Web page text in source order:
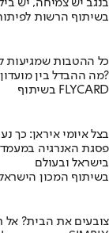
בנגב יש צמיחה, יש
בשיתוף הרשות
כל ההטבות שמגיעות
מה ההבדל בין מועדון תעופה וכרטיס אשראי?
בשיתוף FLYCARD
בצל איומי איראן: כך
פסגת האנרגיה במעמד
בישראל ובעולם
בשיתוף המכון
צובעים את הבית? אל